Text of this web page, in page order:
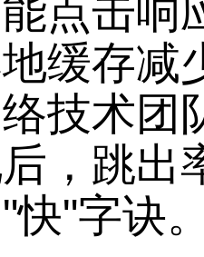
点击响
缓存减
技术团
，跳出
快"字诀